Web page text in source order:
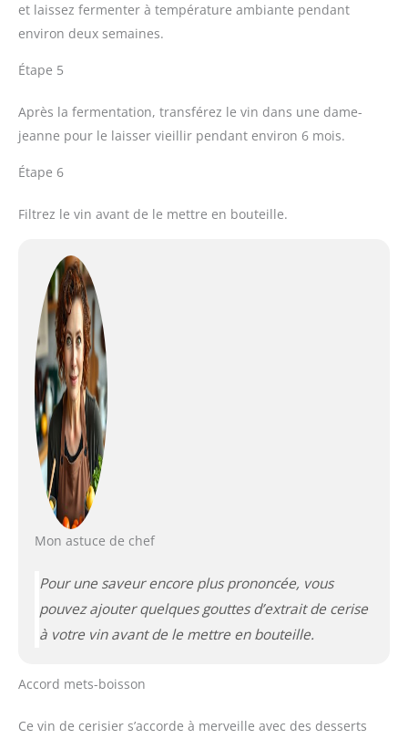
et laissez fermenter à température ambiante pendant
environ deux semaines.
Étape 5
Après la fermentation, transférez le vin dans une dame-
jeanne pour le laisser vieillir pendant environ 6 mois.
Étape 6
Filtrez le vin avant de le mettre en bouteille.
Mon astuce de chef
Pour une saveur encore plus prononcée, vous
pouvez ajouter quelques gouttes d’extrait de cerise
à votre vin avant de le mettre en bouteille.
Accord mets-boisson
Ce vin de cerisier s’accorde à merveille avec des desserts